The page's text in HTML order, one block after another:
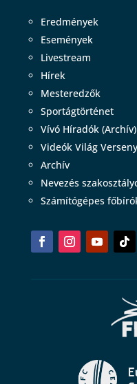
Eredmények
Események
Livestream
Hírek
Mesteredzők
Sportágtörténet
Vívó Híradók (Archív)
Videók Világ
Archív
Nevezés
Számítógépes